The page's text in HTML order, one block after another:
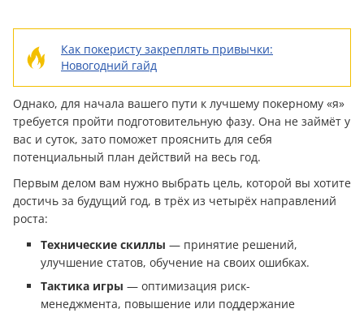
Как покеристу закреплять привычки:
Новогодний гайд
Однако, для начала вашего пути к лучшему покерному «я»
требуется пройти подготовительную фазу. Она не займёт у
вас и суток, зато поможет прояснить для себя
потенциальный план действий на весь год.
Первым делом вам нужно выбрать цель, которой вы хотите
достичь за будущий год, в трёх из четырёх направлений
роста:
Технические скиллы — принятие решений,
улучшение статов, обучение на своих ошибках.
Тактика игры — оптимизация риск-
менеджмента, повышение или поддержание